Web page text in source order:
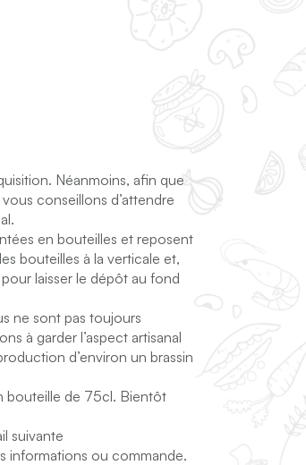
Néanmoins, afin que
conseillons d’attendre
en bouteilles et reposent
bouteilles à la verticale et,
laisser le dépôt au fond
ne sont pas toujours
à garder l’aspect artisanal
d’environ un brassin
bouteille de 75cl. Bientôt
suivante
informations ou commande.